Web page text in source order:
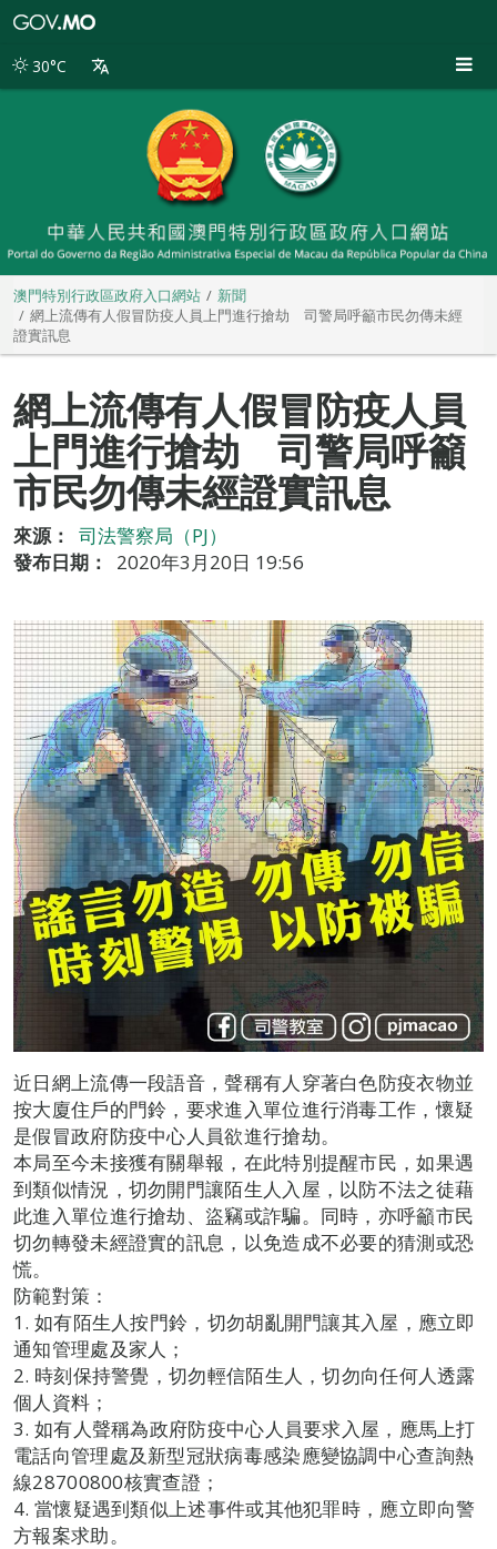
別
30°C
澳門特別行政區政府入口網站
新聞
網上流傳有人假冒防疫人員上門進行搶劫 司警局呼籲市民勿傳未經
證實訊息
網上流傳有人假冒防疫人員
上門進行搶劫 司警局呼籲
市民勿傳未經證實訊息
來源：
司法警察局（PJ）
發布日期：
2020年3月20日 19:56
近日網上流傳一段語音，聲稱有人穿著白色防疫衣物並
按大廈住戶的門鈴，要求進入單位進行消毒工作，懷疑
是假冒政府防疫中心人員欲進行搶劫。
本局至今未接獲有關舉報，在此特別提醒市民，如果遇
到類似情況，切勿開門讓陌生人入屋，以防不法之徒藉
此進入單位進行搶劫、盜竊或詐騙。同時，亦呼籲市民
切勿轉發未經證實的訊息，以免造成不必要的猜測或恐
慌。
防範對策：
1. 如有陌生人按門鈴，切勿胡亂開門讓其入屋，應立即
通知管理處及家人；
2. 時刻保持警覺，切勿輕信陌生人，切勿向任何人透露
個人資料；
3. 如有人聲稱為政府防疫中心人員要求入屋，應馬上打
電話向管理處及新型冠狀病毒感染應變協調中心查詢熱
線28700800核實查證；
4. 當懷疑遇到類似上述事件或其他犯罪時，應立即向警
方報案求助。